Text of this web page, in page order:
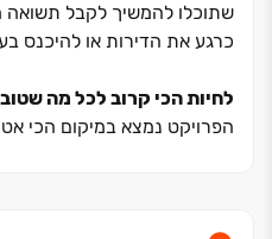
שתוכלו להמשיך לקבל תשואה
כרגע את הדירות או להיכנס
לחיות הכי קרוב לכל מה
הפרויקט נמצא במיקום הכי